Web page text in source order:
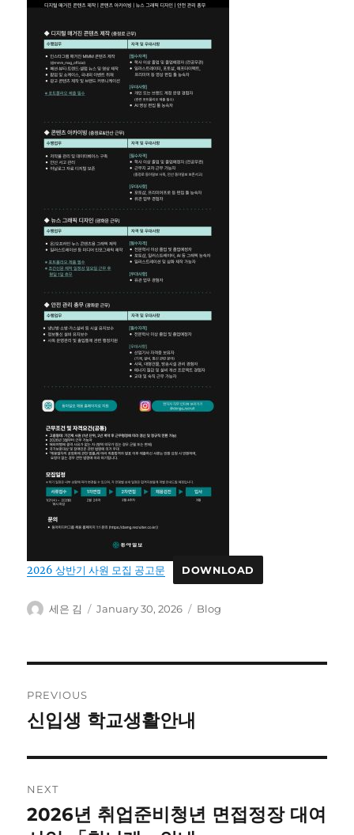
2026 상반기 사원 모집 공고문 DOWNLOAD
Author
세은 김
Posted
January 30, 2026 Categories
Blog
navigation
PREVIOUS
Previous
신입생 학교생활안내
NEXT
Next
2026년 취업준비청년 면접정장 대여